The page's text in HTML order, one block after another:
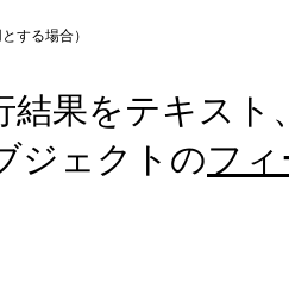
する場合）
結果をテキス
ジェクトのフ